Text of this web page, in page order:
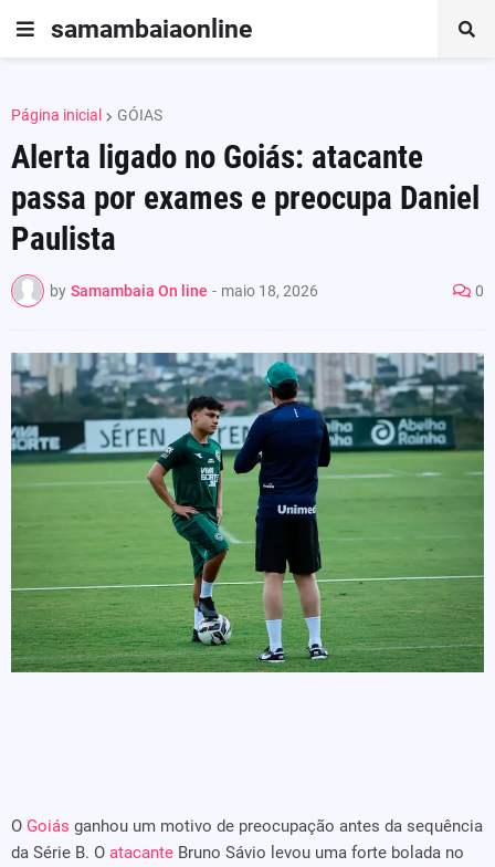
samambaiaonline
Página inicial GÓIAS
Alerta ligado no Goiás: atacante
passa por exames e preocupa Daniel
Paulista
by Samambaia On line - maio 18, 2026 0
O Goiás ganhou um motivo de preocupação antes da sequência
da Série B. O atacante Bruno Sávio levou uma forte bolada no